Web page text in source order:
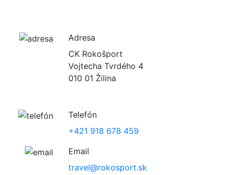
Adresa
CK Rokošport
Vojtecha Tvrdého 4
010 01 Žilina
Telefón
+421 918 678 459
Email
travel@rokosport.sk